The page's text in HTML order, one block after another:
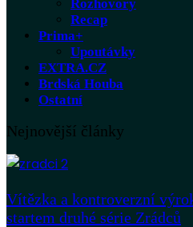
Rozhovory
Recap
Prima+
Upoutávky
EXTRA.CZ
Brdská Houba
Ostatní
Nejnovější články
Vítězka a kontroverzní
startem druhé série Zrádců